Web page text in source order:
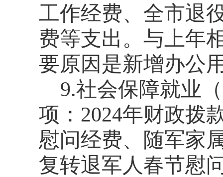
工作经费、全市退
费等支出。与上年
要原因是新增办公
9.社会保障就业
项：2024年财政拨
慰问经费、随军家
复转退军人春节慰